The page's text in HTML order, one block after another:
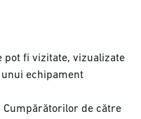
pot fi vizitate, vizualizate
echipament
de către